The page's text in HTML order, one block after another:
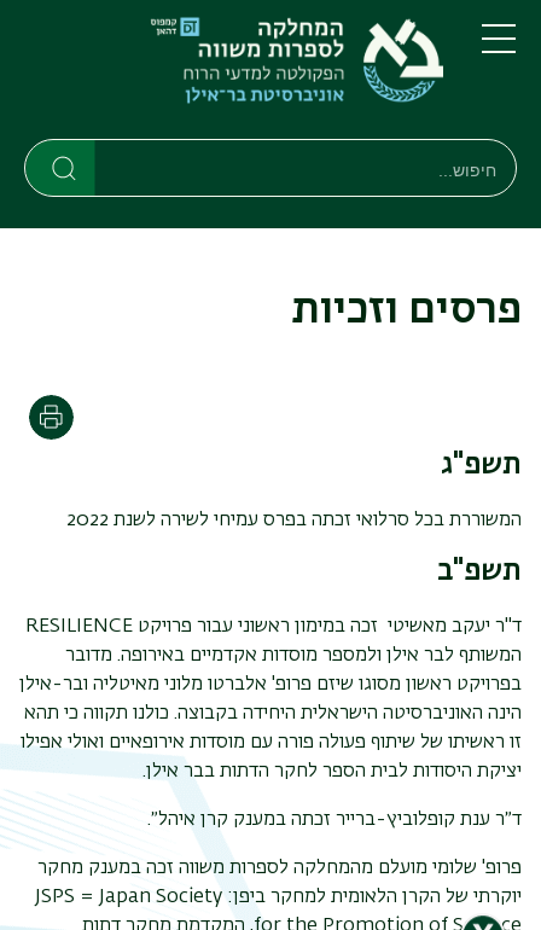
דילוג
לתוכן
העיקרי
דילוג
לתפריט
ניווט
ראשי
תפריט
חיפוש
חיפוש
פרסים וזכיות
תשפ"ג
המשוררת בכל סרלואי זכתה בפרס עמיחי לשירה לשנת 2022
תשפ"ב
ד"ר יעקב מאשיטי זכה במימון ראשוני עבור פרויקט RESILIENCE
המשותף לבר אילן ולמספר מוסדות אקדמיים באירופה. מדובר
בפרויקט ראשון מסוגו שיזם פרופ' אלברטו מלוני מאיטליה ובר-אילן
הינה האוניברסיטה הישראלית היחידה בקבוצה. כולנו תקווה כי תהא
זו ראשיתו של שיתוף פעולה פורה עם מוסדות אירופאיים ואולי אפילו
יציקת היסודות לבית הספר לחקר הדתות בבר אילן.
ד״ר ענת קופלוביץ-ברייר זכתה במענק קרן איהל״.
פרופ' שלומי מועלם מהמחלקה לספרות משווה זכה במענק מחקר
יוקרתי של הקרן הלאומית למחקר ביפן: JSPS = Japan Society